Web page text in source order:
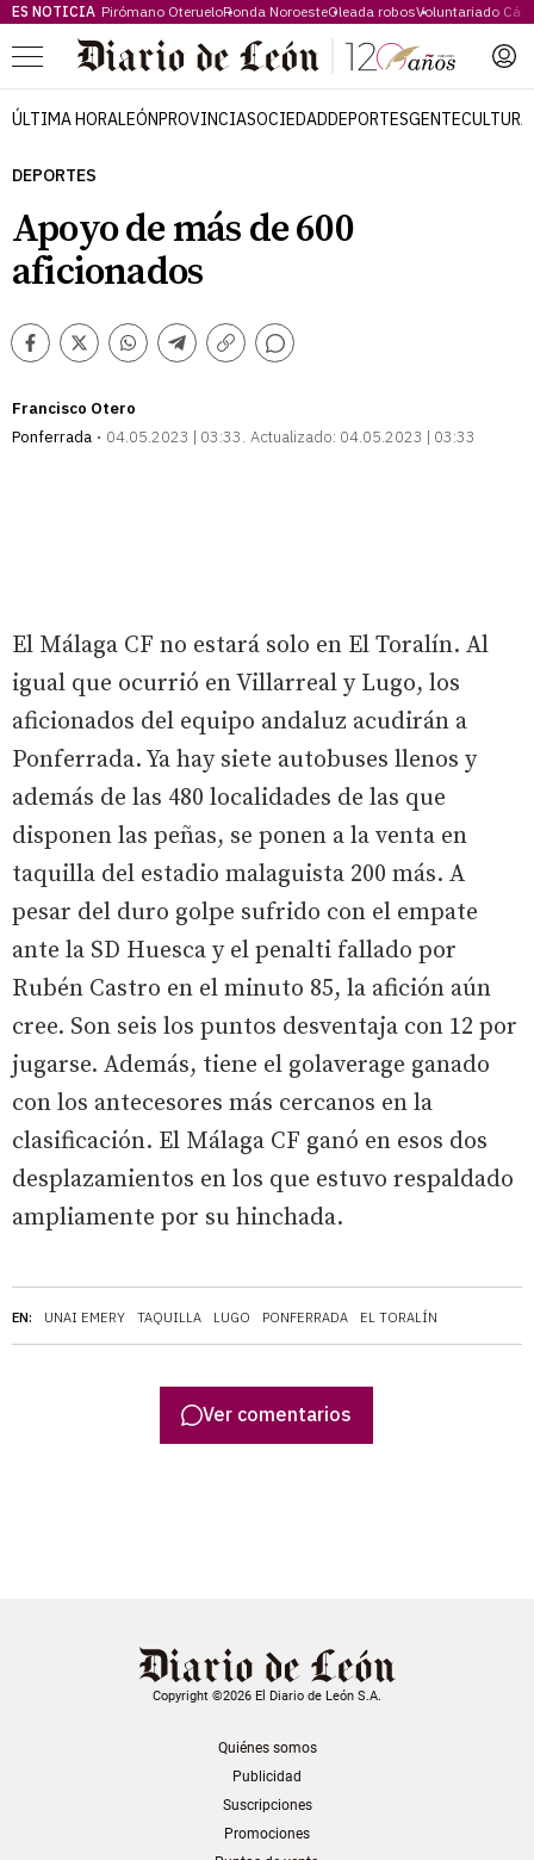
ES NOTICIA Pirómano OterueloRonda NoroesteOleada robosVoluntariado
Menú
ÚLTIMA HORALEÓNPROVINCIASOCIEDADDEPORTESGENTECULTURA
DEPORTES
Apoyo de más de 600
aficionados
Facebook
TwitterWhatsappTelegram
Copiar
Comentarios
Francisco Otero
Ponferrada
04.05.2023 | 03:33 Actualizado: 04.05.2023 | 03:33
EN: UNAI EMERY TAQUILLA LUGO PONFERRADA EL TORALÍN
El Málaga CF no estará solo en El Toralín. Al
igual que ocurrió en Villarreal y Lugo, los
aficionados del equipo andaluz acudirán a
Ponferrada. Ya hay siete autobuses llenos y
además de las 480 localidades de las que
disponen las peñas, se ponen a la venta en
taquilla del estadio malaguista 200 más. A
pesar del duro golpe sufrido con el empate
ante la SD Huesca y el penalti fallado por
Rubén Castro en el minuto 85, la afición aún
cree. Son seis los puntos desventaja con 12 por
jugarse. Además, tiene el golaverage ganado
con los antecesores más cercanos en la
clasificación. El Málaga CF ganó en esos dos
desplazamientos en los que estuvo respaldado
ampliamente por su hinchada.
Ver comentarios
Copyright ©2026 El Diario de León S.A.
Quiénes somos
Publicidad
Suscripciones
Promociones